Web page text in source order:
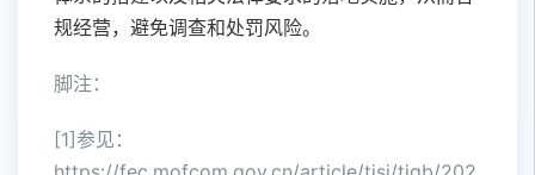
规经营，避免调查和处罚风险。
脚注：
[1]参见：